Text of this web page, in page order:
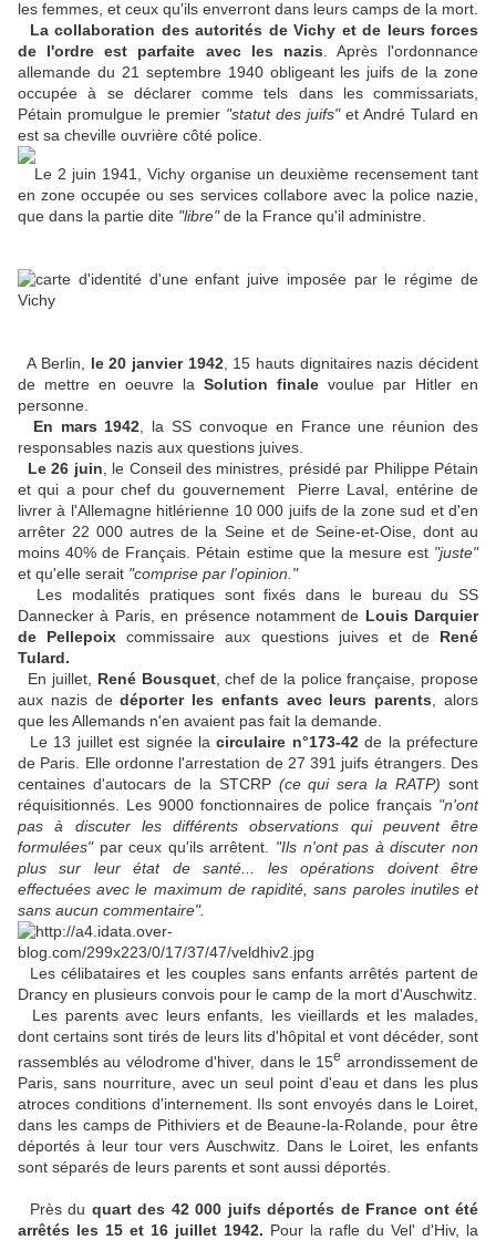
les femmes, et ceux qu'ils enverront dans leurs camps de la mort.
La collaboration des autorités de Vichy et de leurs forces
de l'ordre est parfaite avec les nazis . Après l'ordonnance
allemande du 21 septembre 1940 obligeant les juifs de la zone
occupée à se déclarer comme tels dans les commissariats,
Pétain promulgue le premier "statut des juifs"et André Tulard en
est sa cheville ouvrière côté police.
Le 2 juin 1941, Vichy organise un deuxième recensement tant
en zone occupée ou ses services collabore avec la police nazie,
que dans la partie dite "libre"de la France qu'il administre.
A Berlin, le 20 janvier 1942, 15 hauts dignitaires nazis décident
de mettre en oeuvre la Solution finale voulue par Hitler en
personne.
En mars 1942 , la SS convoque en France une réunion des
responsables nazis aux questions juives.
Le 26 juin , le Conseil des ministres, présidé par Philippe Pétain
et qui a pour chef du gouvernement Pierre Laval, entérine de
livrer à l'Allemagne hitlérienne 10 000 juifs de la zone sud et d'en
arrêter 22 000 autres de la Seine et de Seine-et-Oise, dont au
moins 40% de Français. Pétain estime que la mesure est "juste"
et qu'elle serait "comprise par l'opinion."
Les modalités pratiques sont fixés dans le bureau du SS
Dannecker à Paris, en présence notamment de Louis Darquier
de Pellepoix commissaire aux questions juives et de René
Tulard.
En juillet, René Bousquet, chef de la police française, propose
aux nazis dedéporter les enfants avec leurs parents , alors
que les Allemands n'en avaient pas fait la demande.
Le 13 juillet est signée lacirculaire n°173-42de la préfecture
de Paris. Elle ordonne l'arrestation de 27 391 juifs étrangers. Des
centaines d'autocars de la STCRP (ce qui sera la RATP) sont
réquisitionnés. Les 9000 fonctionnaires de police français "n'ont
pas à discuter les différents observations qui peuvent être
formulées"par ceux qu'ils arrêtent. "Ils n'ont pas à discuter non
plus sur leur état de santé... les opérations doivent être
effectuées avec le maximum de rapidité, sans paroles inutiles et
sans aucun commentaire".
Les célibataires et les couples sans enfants arrêtés partent de
Drancy en plusieurs convois pour le camp de la mort d'Auschwitz.
Les parents avec leurs enfants, les vieillards et les malades,
dont certains sont tirés de leurs lits d'hôpital et vont décéder, sont
rassemblés au vélodrome d'hiver, dans le 15e arrondissement de
Paris, sans nourriture, avec un seul point d'eau et dans les plus
atroces conditions d'internement. Ils sont envoyés dans le Loiret,
dans les camps de Pithiviers et de Beaune-la-Rolande, pour être
déportés à leur tour vers Auschwitz. Dans le Loiret, les enfants
sont séparés de leurs parents et sont aussi déportés.
Près du quart des 42 000 juifs déportés de France ont été
arrêtés les 15 et 16 juillet 1942. Pour la rafle du Vel' d'Hiv, la